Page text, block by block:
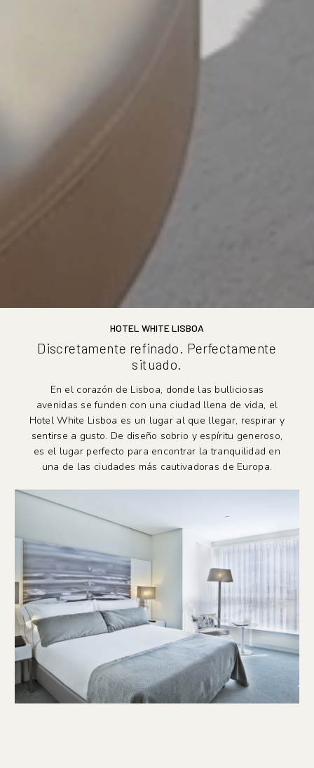
HOTEL WHITE LISBOA
Discretamente refinado. Perfectamente
situado.
En el corazón de Lisboa, donde las bulliciosas
avenidas se funden con una ciudad llena de vida, el
Hotel White Lisboa es un lugar al que llegar, respirar y
sentirse a gusto. De diseño sobrio y espíritu generoso,
es el lugar perfecto para encontrar la tranquilidad en
una de las ciudades más cautivadoras de Europa.